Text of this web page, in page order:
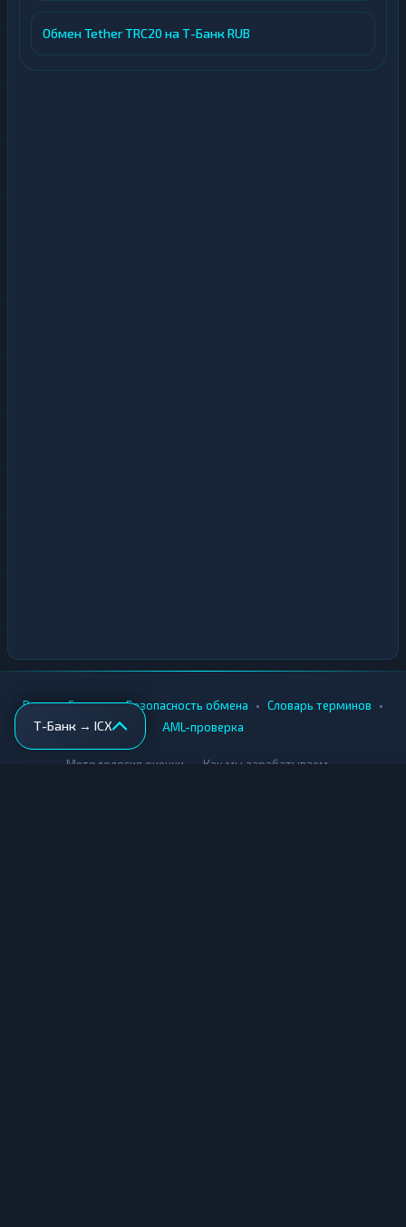
Обмен Tether TRC20 на Т-Банк RUB
Т-Банк → ICX
Вики • Города • Безопасность обмена • Словарь терминов •
AML-проверка
Методология оценки Как мы зарабатываем